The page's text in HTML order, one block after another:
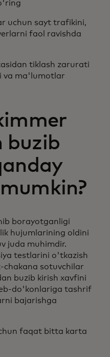
uchun sayt trafikini,
faol ravishda
tiklash zarurati
va ma'lumotlar
buzib
borayotganligi
hujumlarining oldini
juda muhimdir.
testlarini o'tkazish
sotuvchilar
buzib kirish xavfini
do'konlariga tashrif
bajarishga
faqat bitta karta